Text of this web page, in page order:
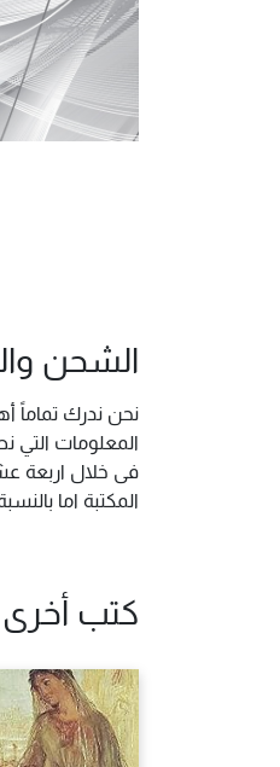
الشحن
نحن ندرك تماماً
المعلومات التي
فى خلال اربعة
المكتبة اما
كتب